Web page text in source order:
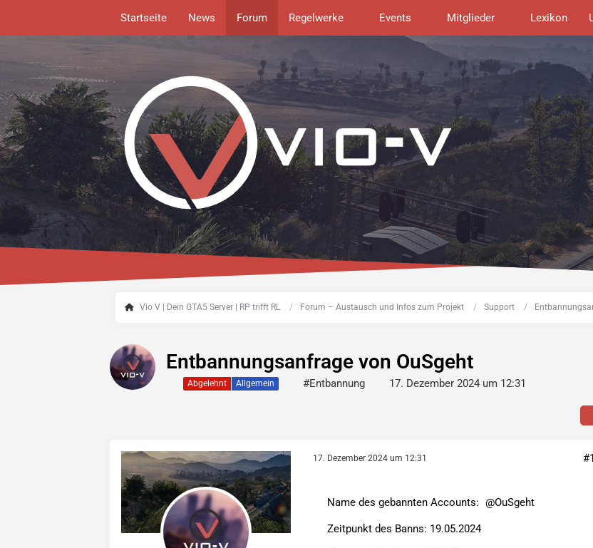
Startseite News Forum Regelwerke Events Mitglieder Lexikon
Vio V | Dein GTA5 Server | RP trifft RL Forum – Austausch und Infos zum Projekt Support
Entbannungsanfrage von OuSgeht
Abgelehnt Allgemein #Entbannung 17. Dezember 2024 um 12:31
17. Dezember 2024 um 12:31 #1
Name des gebannten Accounts: OuSgeht
Zeitpunkt des Banns: 19.05.2024